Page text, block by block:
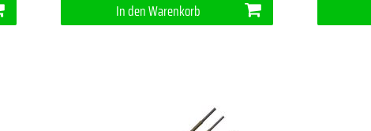
In den Warenkorb